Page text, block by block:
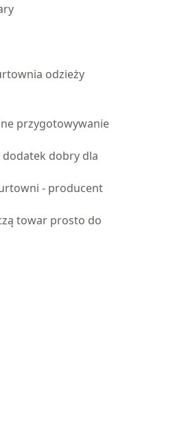
odzieży
przygotowywanie
dobry dla
- producent
towar prosto do